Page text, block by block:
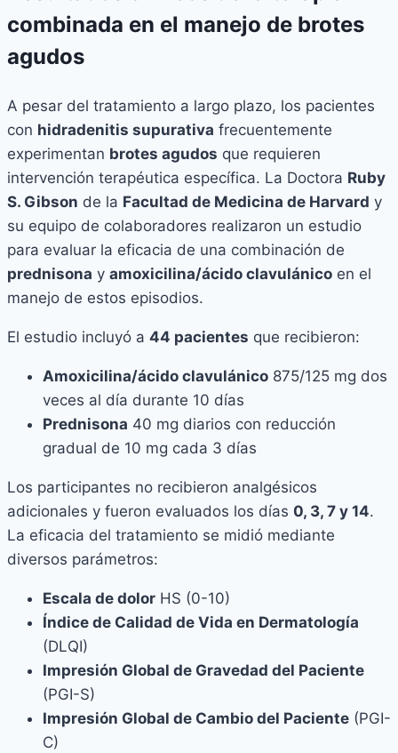
combinada en el manejo de brotes
agudos
A pesar del tratamiento a largo plazo, los pacientes
con hidradenitis supurativa frecuentemente
experimentan brotes agudos que requieren
intervención terapéutica específica. La Doctora Ruby
S. Gibson de la Facultad de Medicina de Harvard y
su equipo de colaboradores realizaron un estudio
para evaluar la eficacia de una combinación de
prednisona y amoxicilina/ácido clavulánico en el
manejo de estos episodios.
El estudio incluyó a 44 pacientes que recibieron:
Amoxicilina/ácido clavulánico 875/125 mg dos
veces al día durante 10 días
Prednisona 40 mg diarios con reducción
gradual de 10 mg cada 3 días
Los participantes no recibieron analgésicos
adicionales y fueron evaluados los días 0, 3, 7 y 14.
La eficacia del tratamiento se midió mediante
diversos parámetros:
Escala de dolor HS (0-10)
Índice de Calidad de Vida en Dermatología
(DLQI)
Impresión Global de Gravedad del Paciente
(PGI-S)
Impresión Global de Cambio del Paciente (PGI-
C)